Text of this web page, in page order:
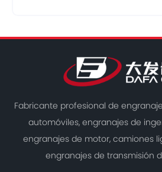
Fabricante profesional de
automóviles, engranajes de
engranajes de motor, camiones
engranajes de transmisión